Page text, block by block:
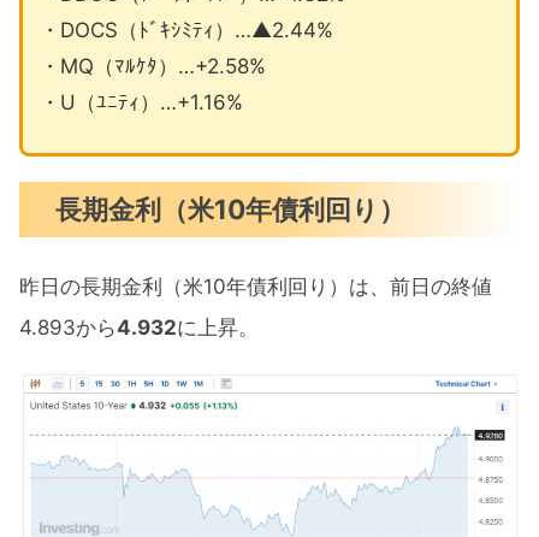
・DOCS（ﾄﾞｷｼﾐﾃｨ）…▲2.44%
・MQ（ﾏﾙｹﾀ）…+2.58%
・U（ﾕﾆﾃｨ）…+1.16%
長期金利（米10年債利回り）
昨日の長期金利（米10年債利回り）は、前日の終値
4.893から4.932に上昇。